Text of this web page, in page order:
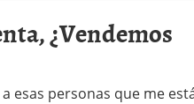
con ideas 24 junio 2017
que innovar?
¿Vendemos
esas personas que me